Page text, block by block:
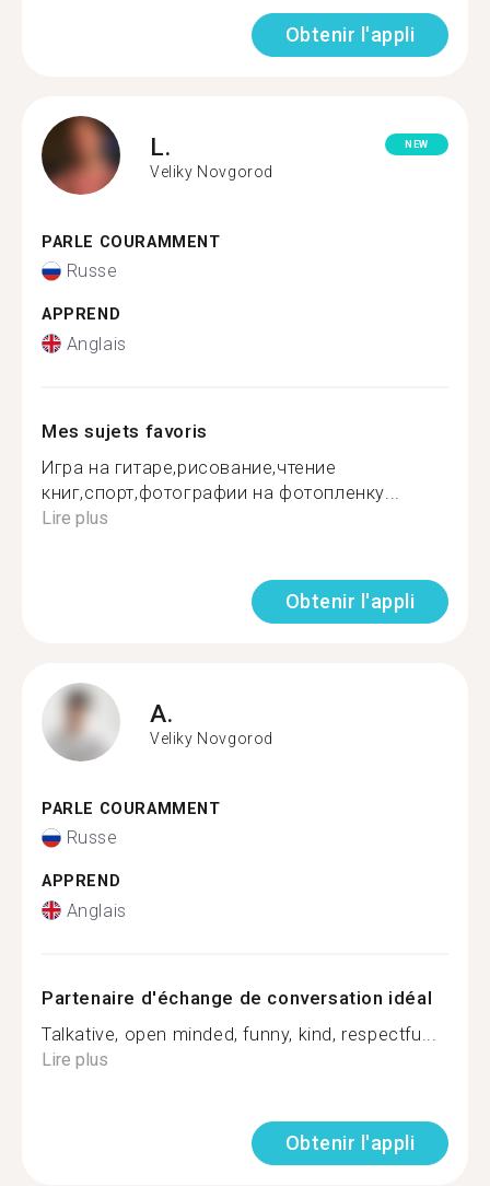
Obtenir l'appli
L.
Veliky Novgorod
NEW
PARLE COURAMMENT
Russe
APPREND
Anglais
Mes sujets favoris
Игра на гитаре,рисование,чтение
книг,спорт,фотографии на фотопленку...
Lire plus
Obtenir l'appli
A.
Veliky Novgorod
PARLE COURAMMENT
Russe
APPREND
Anglais
Partenaire d'échange de conversation idéal
Talkative, open minded, funny, kind, respectfu...
Lire plus
Obtenir l'appli